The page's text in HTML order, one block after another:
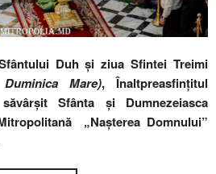
Duh și ziua Sfintei Treimi
Duminica Mare), Înaltpreasfințitul
Sfânta și Dumnezeiasca
„Nașterea Domnului”